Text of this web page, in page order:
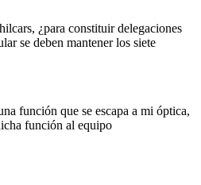
¿para constituir delegaciones
se deben mantener los siete
función que se escapa a mi óptica,
función al equipo